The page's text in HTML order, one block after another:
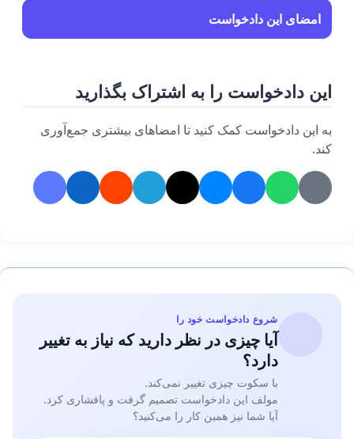
امضای این دادخواست
این دادخواست را به اشتراک بگذارید
به این دادخواست کمک کنید تا امضاهای بیشتری جمع‌آوری
کند.
شروع دادخواست خود را
آیا چیزی در نظر دارید که نیاز به تغییر
دارد؟
با سکوت چیزی تغییر نمی‌کند.
مولف این دادخواست تصمیم گرفت و پافشاری کرد.
آیا شما نیز همین کار را می‌کنید؟